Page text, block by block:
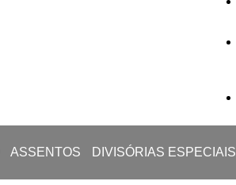
ASSENTOS DIVISÓRIAS ESPECIAIS